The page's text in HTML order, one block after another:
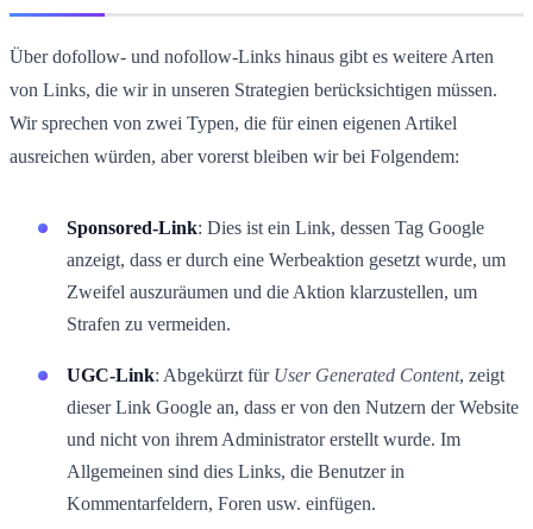
Über dofollow- und nofollow-Links hinaus gibt es weitere Arten
von Links, die wir in unseren Strategien berücksichtigen müssen.
Wir sprechen von zwei Typen, die für einen eigenen Artikel
ausreichen würden, aber vorerst bleiben wir bei Folgendem:
Sponsored-Link: Dies ist ein Link, dessen Tag Google
anzeigt, dass er durch eine Werbeaktion gesetzt wurde, um
Zweifel auszuräumen und die Aktion klarzustellen, um
Strafen zu vermeiden.
UGC-Link: Abgekürzt für User Generated Content, zeigt
dieser Link Google an, dass er von den Nutzern der Website
und nicht von ihrem Administrator erstellt wurde. Im
Allgemeinen sind dies Links, die Benutzer in
Kommentarfeldern, Foren usw. einfügen.